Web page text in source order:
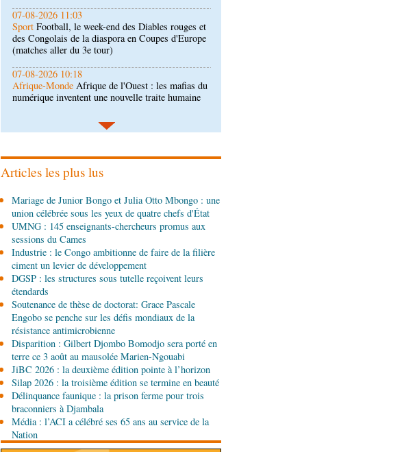
07-08-2026 10:18
Afrique-MondeAfrique de l'Ouest : les mafias du
numérique inventent une nouvelle traite humaine
07-08-2026 10:10
SportNzango: Sylvie Malonga élue présidente du
bureau exécutif d’Afis sport Pointe-Noire
06-08-2026 16:30
l'étranger à Brazzaville
ÉconomieAgriculture : Denis Sassou N'Guesso
lance la deuxième édition de la Grande foire
agricole du Congo
06-08-2026 15:10
SociétéUMNG : 145 enseignants-chercheurs
promus aux sessions du Cames
06-08-2026 15:00
Société Projet PSIPJ : des formateurs en
apprentissage
06-08-2026 15:00
Art-Culture-Média9e Grande rentrée littéraire de
Kinshasa : le Congo à l'honneur
06-08-2026 15:00
ÉconomieDeuxième édition de la Gfac : le défi
Articles les plus lus
Mariage de Junior Bongo et Julia Otto Mbongo : une
union célébrée sous les yeux de quatre chefs d'État
UMNG : 145 enseignants-chercheurs promus aux
sessions du Cames
Industrie : le Congo ambitionne de faire de la filière
ciment un levier de développement
DGSP : les structures sous tutelle reçoivent leurs
étendards
Soutenance de thèse de doctorat: Grace Pascale
Engobo se penche sur les défis mondiaux de la
résistance antimicrobienne
Disparition : Gilbert Djombo Bomodjo sera porté en
terre ce 3 août au mausolée Marien-Ngouabi
JiBC 2026 : la deuxième édition pointe à l’horizon
Silap 2026 : la troisième édition se termine en beauté
Délinquance faunique : la prison ferme pour trois
braconniers à Djambala
Média : l’ACI a célébré ses 65 ans au service de la
Nation